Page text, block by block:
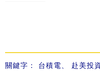
關鍵字： 台積電 赴美投